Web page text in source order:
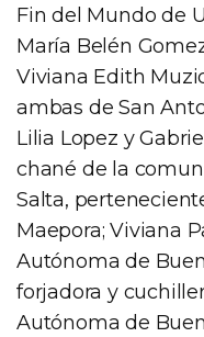
Fin del Mundo de
María Belén
Viviana Edith
ambas de San
Lilia Lopez y
chané de la
Salta,
Maepora; Viviana
Autónoma de
forjadora y
Autónoma de